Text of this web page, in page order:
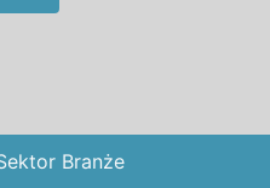
Branże